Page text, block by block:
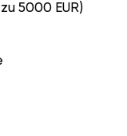
5000 EUR)